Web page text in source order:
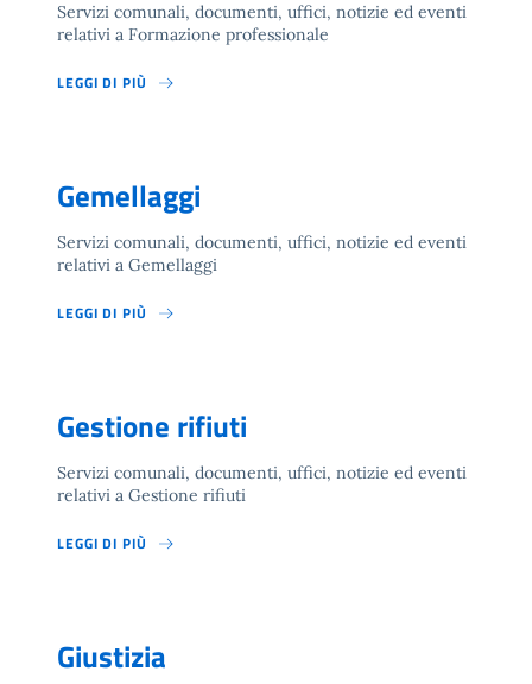
Servizi comunali, documenti, uffici, notizie ed eventi
relativi a Formazione professionale
LEGGI DI PIÙ
Gemellaggi
Servizi comunali, documenti, uffici, notizie ed eventi
relativi a Gemellaggi
LEGGI DI PIÙ
Gestione rifiuti
Servizi comunali, documenti, uffici, notizie ed eventi
relativi a Gestione rifiuti
LEGGI DI PIÙ
Giustizia